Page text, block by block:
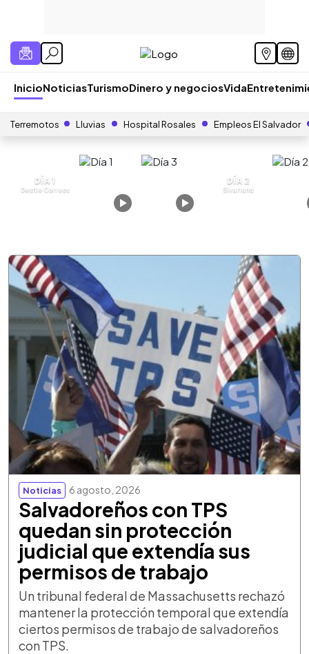
InicioNoticiasTurismoDinero y negociosVida
Terremotos Lluvias Hospital Rosales Empleos El Salvador
DÍA 1
Desfile Correos
DÍA 2
Sivarland
Noticias 6 agosto, 2026
Salvadoreños con TPS
quedan sin protección
judicial que extendía sus
permisos de trabajo
Un tribunal federal de Massachusetts rechazó
mantener la protección temporal que extendía
ciertos permisos de trabajo de salvadoreños
con TPS.